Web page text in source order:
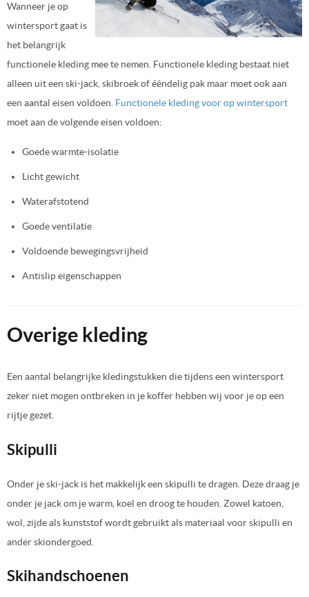
Wanneer je op
wintersport gaat is
het belangrijk
functionele kleding mee te nemen. Functionele kleding bestaat niet
alleen uit een ski-jack, skibroek of ééndelig pak maar moet ook aan
een aantal eisen voldoen. Functionele kleding voor op wintersport
moet aan de volgende eisen voldoen:
Goede warmte-isolatie
Licht gewicht
Waterafstotend
Goede ventilatie
Voldoende bewegingsvrijheid
Antislip eigenschappen
Overige kleding
Een aantal belangrijke kledingstukken die tijdens een wintersport
zeker niet mogen ontbreken in je koffer hebben wij voor je op een
rijtje gezet.
Skipulli
Onder je ski-jack is het makkelijk een skipulli te dragen. Deze draag je
onder je jack om je warm, koel en droog te houden. Zowel katoen,
wol, zijde als kunststof wordt gebruikt als materiaal voor skipulli en
ander skiondergoed.
Skihandschoenen